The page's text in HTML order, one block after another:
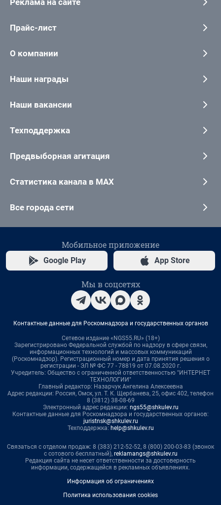
Реклама на сайте
Прайс-лист
О компании
Наши награды
Наши вакансии
Техподдержка
Предвыборная агитация
Статистика канала в MAX
Все города сети
Мобильное приложение
Google Play App Store
Мы в соцсетях
Контактные данные для Роскомнадзора и государственных органов
Сетевое издание «NGS55.RU» (18+)
Зарегистрировано Федеральной службой по надзору в сфере связи,
информационных технологий и массовых коммуникаций
(Роскомнадзор). Регистрационный номер и дата принятия решения о
регистрации - ЭЛ № ФС 77 - 78819 от 07.08.2020 г.
Учредитель: Общество с ограниченной ответственностью "ИНТЕРНЕТ
ТЕХНОЛОГИИ"
Главный редактор: Назарчук Ангелина Алексеевна
Адрес редакции: Россия, Омск, ул. Т. К. Щербанева, 25, офис 402, телефон
8 (3812) 38-08-69
Электронный адрес редакции: ngs55@shkulev.ru
Контактные данные для Роскомнадзора и государственных органов:
juristnsk@shkulev.ru
Техподдержка: help@shkulev.ru
Связаться с отделом продаж: 8 (383) 212-52-52, 8 (800) 200-03-83 (звонок
с сотового бесплатный), reklamangs@shkulev.ru
Редакция сайта не несет ответственности за достоверность
информации, содержащейся в рекламных объявлениях.
Информация об ограничениях
Политика использования cookies